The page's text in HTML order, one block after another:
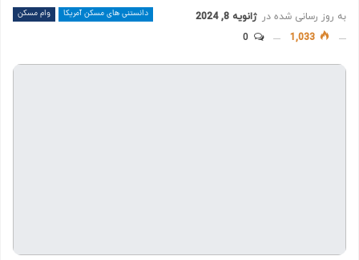
دانستنی های مسکن آمریکا وام مسکن به روز رسانی شده در ژانویه 8, 2024